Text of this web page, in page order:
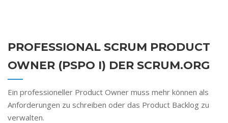
PROFESSIONAL SCRUM PRODUCT
OWNER (PSPO I) DER SCRUM.ORG
Ein professioneller Product Owner muss mehr können als
Anforderungen zu schreiben oder das Product Backlog zu
verwalten.